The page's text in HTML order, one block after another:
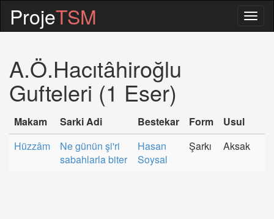
ProjeTSM
A.Ö.Hacıtâhiroğlu
Gufteleri (1 Eser)
Makam Sarki Adi Bestekar Form
Usul
Hüzzâm
Ne günün şi'ri
sabahlarla biter
Hasan
Soysal
Şarkı Aksak